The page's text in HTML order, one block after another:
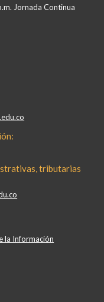
Jornada Continua
tributarias
la Información